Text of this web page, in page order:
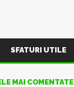
SFATURI UTILE
MAI COMENTATE